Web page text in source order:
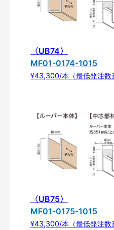
〈UB74〉
MF01-0174-1015
¥43,300/本（最低発注数
〈UB75〉
MF01-0175-1015
¥43,300/本（最低発注数